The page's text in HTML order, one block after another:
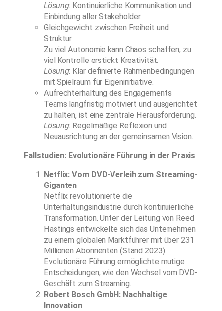
Lösung: Kontinuierliche Kommunikation und
Einbindung aller Stakeholder.
Gleichgewicht zwischen Freiheit und
Struktur
Zu viel Autonomie kann Chaos schaffen; zu
viel Kontrolle erstickt Kreativität.
Lösung: Klar definierte Rahmenbedingungen
mit Spielraum für Eigeninitiative.
Aufrechterhaltung des Engagements
Teams langfristig motiviert und ausgerichtet
zu halten, ist eine zentrale Herausforderung.
Lösung: Regelmäßige Reflexion und
Neuausrichtung an der gemeinsamen Vision.
Fallstudien: Evolutionäre Führung in der Praxis
Netflix: Vom DVD-Verleih zum Streaming-
Giganten
Netflix revolutionierte die
Unterhaltungsindustrie durch kontinuierliche
Transformation. Unter der Leitung von Reed
Hastings entwickelte sich das Unternehmen
zu einem globalen Marktführer mit über 231
Millionen Abonnenten (Stand 2023).
Evolutionäre Führung ermöglichte mutige
Entscheidungen, wie den Wechsel vom DVD-
Geschäft zum Streaming.
Robert Bosch GmbH: Nachhaltige
Innovation